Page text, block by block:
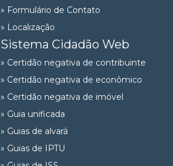
» Formulário de Contato
» Localização
Sistema Cidadão Web
» Certidão negativa de contribuinte
» Certidão negativa de econômico
» Certidão negativa de imóvel
» Guia unificada
» Guias de alvará
» Guias de IPTU